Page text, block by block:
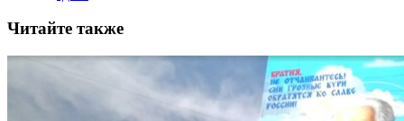
Читайте также